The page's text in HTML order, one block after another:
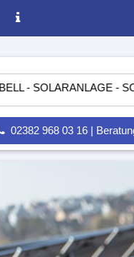
-
02382 968 03 16 |